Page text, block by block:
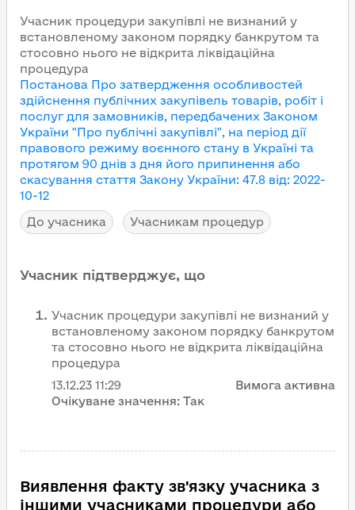
Учасник процедури закупівлі не визнаний у
встановленому законом порядку банкрутом та
стосовно нього не відкрита ліквідаційна
процедура
Постанова Про затвердження особливостей
здійснення публічних закупівель товарів, робіт і
послуг для замовників, передбачених Законом
України "Про публічні закупівлі", на період дії
правового режиму воєнного стану в Україні та
протягом 90 днів з дня його припинення або
скасування стаття Закону України: 47.8 від: 2022-
10-12
До учасника
Учасникам процедур
Учасник підтверджує, що
Учасник процедури закупівлі не визнаний у
встановленому законом порядку банкрутом
та стосовно нього не відкрита ліквідаційна
процедура
13.12.23 11:29
Вимога активна
Очікуване значення: Так
Виявлення факту зв'язку учасника з
іншими учасниками процедури або